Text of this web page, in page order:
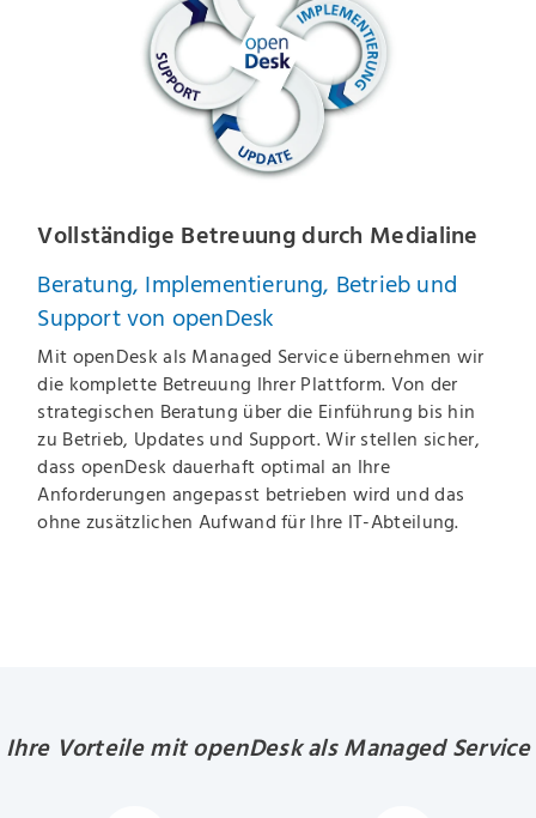
Vollständige Betreuung durch Medialine
Beratung, Implementierung, Betrieb und
Support von openDesk
Mit openDesk als Managed Service übernehmen wir
die komplette Betreuung Ihrer Plattform. Von der
strategischen Beratung über die Einführung bis hin
zu Betrieb, Updates und Support. Wir stellen sicher,
dass openDesk dauerhaft optimal an Ihre
Anforderungen angepasst betrieben wird und das
ohne zusätzlichen Aufwand für Ihre IT-Abteilung.
Ihre Vorteile mit openDesk als Managed Service